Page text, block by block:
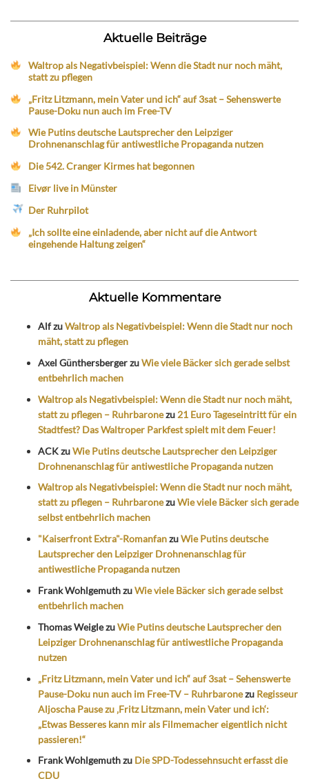
Aktuelle Beiträge
Waltrop als Negativbeispiel: Wenn die Stadt nur noch mäht,
statt zu pflegen
„Fritz Litzmann, mein Vater und ich“ auf 3sat – Sehenswerte
Pause-Doku nun auch im Free-TV
Wie Putins deutsche Lautsprecher den Leipziger
Drohnenanschlag für antiwestliche Propaganda nutzen
Die 542. Cranger Kirmes hat begonnen
Eivør live in Münster
Der Ruhrpilot
„Ich sollte eine einladende, aber nicht auf die Antwort
eingehende Haltung zeigen“
Aktuelle Kommentare
AlfzuWaltrop als Negativbeispiel: Wenn die Stadt nur noch
mäht, statt zu pflegen
Axel GünthersbergerzuWie viele Bäcker sich gerade selbst
entbehrlich machen
Waltrop als Negativbeispiel: Wenn die Stadt nur noch mäht,
statt zu pflegen – Ruhrbaronezu 21 Euro Tageseintritt für ein
Stadtfest? Das Waltroper Parkfest spielt mit dem Feuer!
ACKzuWie Putins deutsche Lautsprecher den Leipziger
Drohnenanschlag für antiwestliche Propaganda nutzen
Waltrop als Negativbeispiel: Wenn die Stadt nur noch mäht,
statt zu pflegen – RuhrbaronezuWie viele Bäcker sich gerade
selbst entbehrlich machen
"Kaiserfront Extra"-RomanfanzuWie Putins deutsche
Lautsprecher den Leipziger Drohnenanschlag für
antiwestliche Propaganda nutzen
Frank WohlgemuthzuWie viele Bäcker sich gerade selbst
entbehrlich machen
Thomas WeiglezuWie Putins deutsche Lautsprecher den
Leipziger Drohnenanschlag für antiwestliche Propaganda
nutzen
„Fritz Litzmann, mein Vater und ich“ auf 3sat – Sehenswerte
Pause-Doku nun auch im Free-TV – Ruhrbaronezu Regisseur
Aljoscha Pause zu ‚Fritz Litzmann, mein Vater und ich‘:
„Etwas Besseres kann mir als Filmemacher eigentlich nicht
passieren!“
Frank Wohlgemuthzu Die SPD-Todessehnsucht erfasst die
CDU